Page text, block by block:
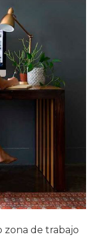
zona de trabajo